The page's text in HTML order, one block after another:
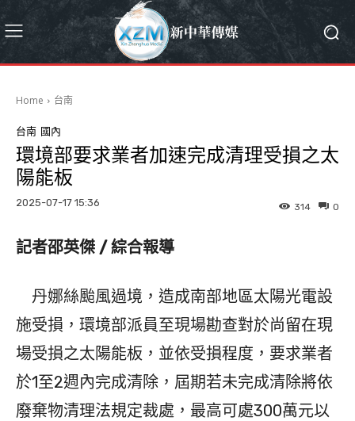
Home 台南
台南 國內
環境部要求業者加速完成清理受損之太
陽能板
2025-07-17 15:36 0
314
記者邵英傑 / 綜合報導
丹娜絲颱風過境，造成南部地區太陽光電設
施受損，環境部派員至現場勘查對於尚留在現
場受損之太陽能板，並依受損程度，要求業者
於1至2週內完成清除，屆期若未完成清除將依
廢棄物清理法規定裁處，最高可處300萬元以